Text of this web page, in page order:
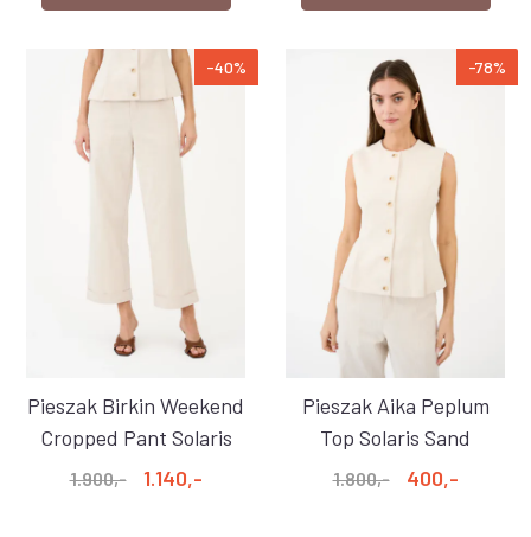
-40%
Pieszak Birkin Weekend
Cropped Pant Solaris
Sand ...
1.900,- 1.140,-
-78%
Pieszak Aika Peplum
Top Solaris Sand
Melange
1.800,- 400,-